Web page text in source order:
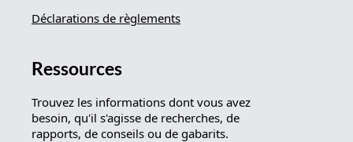
Déclarations de règlements
Ressources
Trouvez les informations dont vous avez
besoin, qu'il s'agisse de recherches, de
rapports, de conseils ou de gabarits.